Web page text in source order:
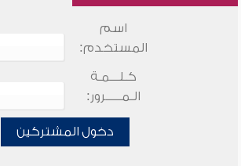
اسم
المستخدم:
كـلـــمـة
الـمـــــرور:
دخول المشتركين